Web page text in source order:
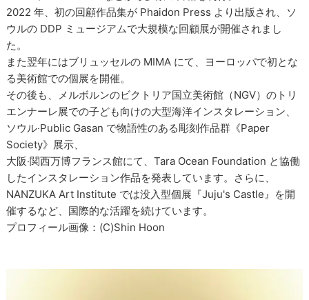
2022 年、初の回顧作品集が Phaidon Press より出版され、ソ
ウルの DDP ミュージアムで大規模な回顧展が開催されまし
た。
また翌年にはブリュッセルの MIMA にて、ヨーロッパで初とな
る美術館での個展を開催。
その後も、メルボルンのビクトリア国立美術館（NGV）のトリ
エンナーレ展での子ども向けの大型海洋インスタレーション、
ソウル‧Public Gasan で物語性のある彫刻作品群《Paper
Society》展示、
大阪‧関西万博フランス館にて、Tara Ocean Foundation と協働
したインスタレーション作品を発表しています。さらに、
NANZUKA Art Institute では没入型個展『Juju's Castle』を開
催するなど、国際的な活躍を続けています。
プロフィール画像：(C)Shin Hoon